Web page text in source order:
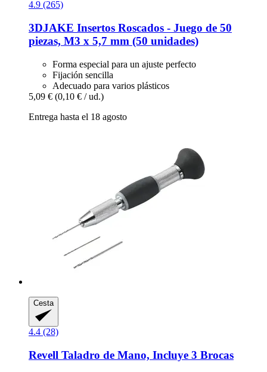
4.9 (265)
3DJAKE Insertos Roscados -​ Juego de 50
piezas, M3 x 5,7 mm (50 unidades)
Forma especial para un ajuste perfecto
Fijación sencilla
Adecuado para varios plásticos
5,09 € (0,10 € / ud.)
Entrega hasta el 18 agosto
Cesta
4.4 (28)
Revell Taladro de Mano, Incluye 3 Brocas